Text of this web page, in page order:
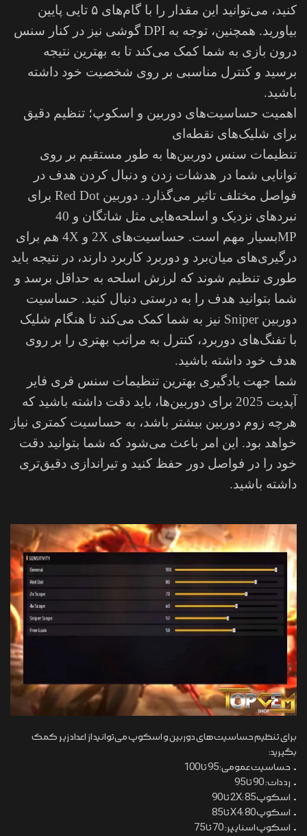
کنید، می‌توانید این مقدار را با گام‌های ۵ تایی پایین
بیاورید. همچنین، توجه به DPI گوشی نیز در کنار سنس
درون بازی به شما کمک می‌کند تا به بهترین نتیجه
برسید و کنترل مناسبی بر روی شخصیت خود داشته
باشید.
اهمیت حساسیت‌های دوربین و اسکوپ؛ تنظیم دقیق
برای شلیک‌های نقطه‌ای
تنظیمات سنس دوربین‌ها به طور مستقیم بر روی
توانایی شما در هدشات زدن و دنبال ‌کردن هدف در
فواصل مختلف تاثیر می‌گذارد. دوربین Red Dot برای
نبردهای نزدیک و اسلحه‌هایی مثل شاتگان و 40
MPبسیار مهم است. حساسیت‌های 2X و 4X هم برای
درگیری‌های میان‌برد و دوربرد کاربرد دارند، در نتیجه باید
طوری تنظیم شوند که لرزش اسلحه به حداقل برسد و
شما بتوانید هدف را به درستی دنبال کنید. حساسیت
دوربین Sniper نیز به شما کمک می‌کند تا هنگام شلیک
با تفنگ‌های دوربرد، کنترل به مراتب بهتری را بر روی
هدف خود داشته باشید.
شما جهت یادگیری بهترین تنظیمات سنس فری فایر
آپدیت 2025 برای دوربین‌ها، باید دقت داشته باشید که
هرچه زوم دوربین بیشتر باشد، به حساسیت کمتری نیاز
خواهد بود. این امر باعث می‌شود که شما بتوانید دقت
خود را در فواصل دور حفظ کنید و تیراندازی دقیق‌تری
داشته باشید.
برای تنظیم حساسیت‌های دوربین و اسکوپ می‌توانید از اعداد زیر کمک
بگیرید:
• حساسیت عمومی: 95 تا 100
• رد دات: 90 تا 95
• اسکوپ 2X: 85 تا 90
• اسکوپ X4: 80 تا 85
• اسکوپ اسنایپر: 70 تا 75